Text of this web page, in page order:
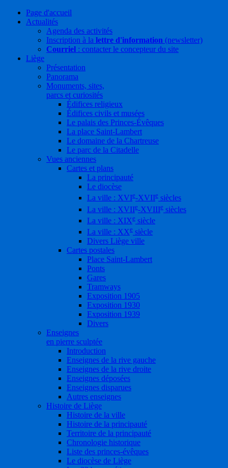
Page d'accueil
Actualités
Agenda des activités
Inscription à la lettre d'information (newsletter)
Courriel : contacter le concepteur du site
Liège
Présentation
Panorama
Monuments, sites,
parcs et curiosités
Édifices religieux
Édifices civils et musées
Le palais des Princes-Évêques
La place Saint-Lambert
Le domaine de la Chartreuse
Le parc de la Citadelle
Vues anciennes
Cartes et plans
La principauté
Le diocèse
La ville : XVIe-XVIIe siècles
La ville : XVIIe-XVIIIe siècles
La ville : XIXe siècle
La ville : XXe siècle
Divers Liège ville
Cartes postales
Place Saint-Lambert
Ponts
Gares
Tramways
Exposition 1905
Exposition 1930
Exposition 1939
Divers
Enseignes
en pierre sculptée
Introduction
Enseignes de la rive gauche
Enseignes de la rive droite
Enseignes déposées
Enseignes disparues
Autres enseignes
Histoire de Liège
Histoire de la ville
Histoire de la principauté
Territoire de la principauté
Chronologie historique
Liste des princes-évêques
Le diocèse de Liège